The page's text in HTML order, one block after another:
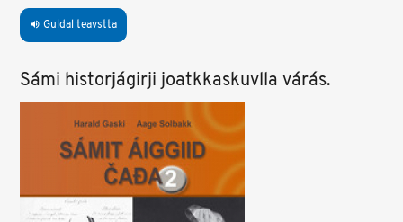
volume_up Guldal teavstta
Sámi historjágirji joatkkaskuvlla várás.